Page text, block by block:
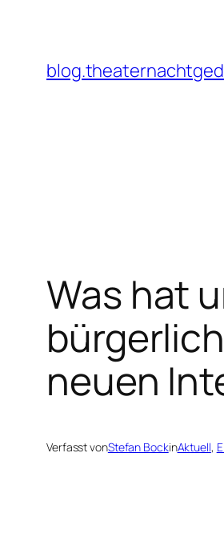
springen
Was hat
neuen
Verfasst vonStefan BockinAktuell,